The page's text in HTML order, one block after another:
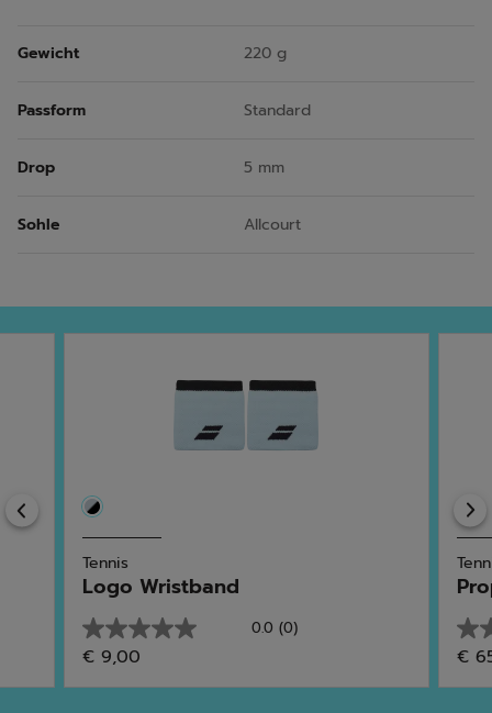
Gewicht 220 g
Passform Standard
Drop 5 mm
Sohle Allcourt
Previous
Tennis
Logo Wristband
0.0 (0)
0.0
von
5
€ 9,00
0.0
von
5
€